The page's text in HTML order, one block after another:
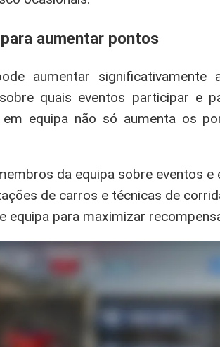
aumentar pontos
aumentar significativamente
quais eventos participar e
equipa não só aumenta os
da equipa sobre eventos
de carros e técnicas de
equipa para maximizar